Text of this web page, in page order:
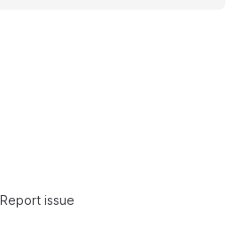
Report issue